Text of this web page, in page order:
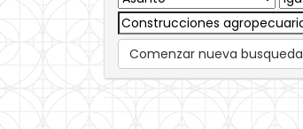
Comenzar nueva busqueda